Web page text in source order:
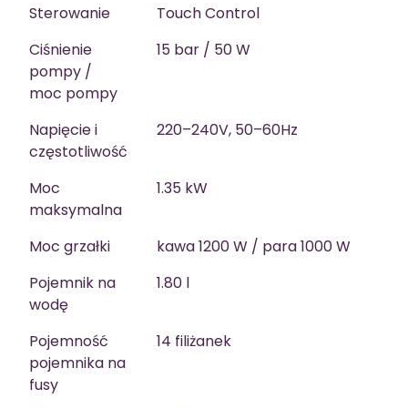
Sterowanie
Touch Control
Ciśnienie
pompy /
moc pompy
15 bar / 50 W
Napięcie i
częstotliwość
220–240V, 50–60Hz
Moc
maksymalna
1.35 kW
Moc grzałki
kawa 1200 W / para 1000 W
Pojemnik na
wodę
1.80 l
Pojemność
pojemnika na
fusy
14 filiżanek